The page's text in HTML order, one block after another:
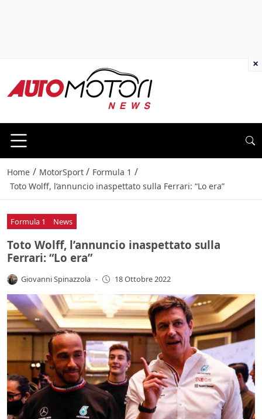
Home / MotorSport / Formula 1 /
Toto Wolff, l’annuncio inaspettato sulla Ferrari: “Lo era”
Formula 1 News
Toto Wolff, l’annuncio inaspettato sulla
Ferrari: “Lo era”
Giovanni Spinazzola - 18 Ottobre 2022
×